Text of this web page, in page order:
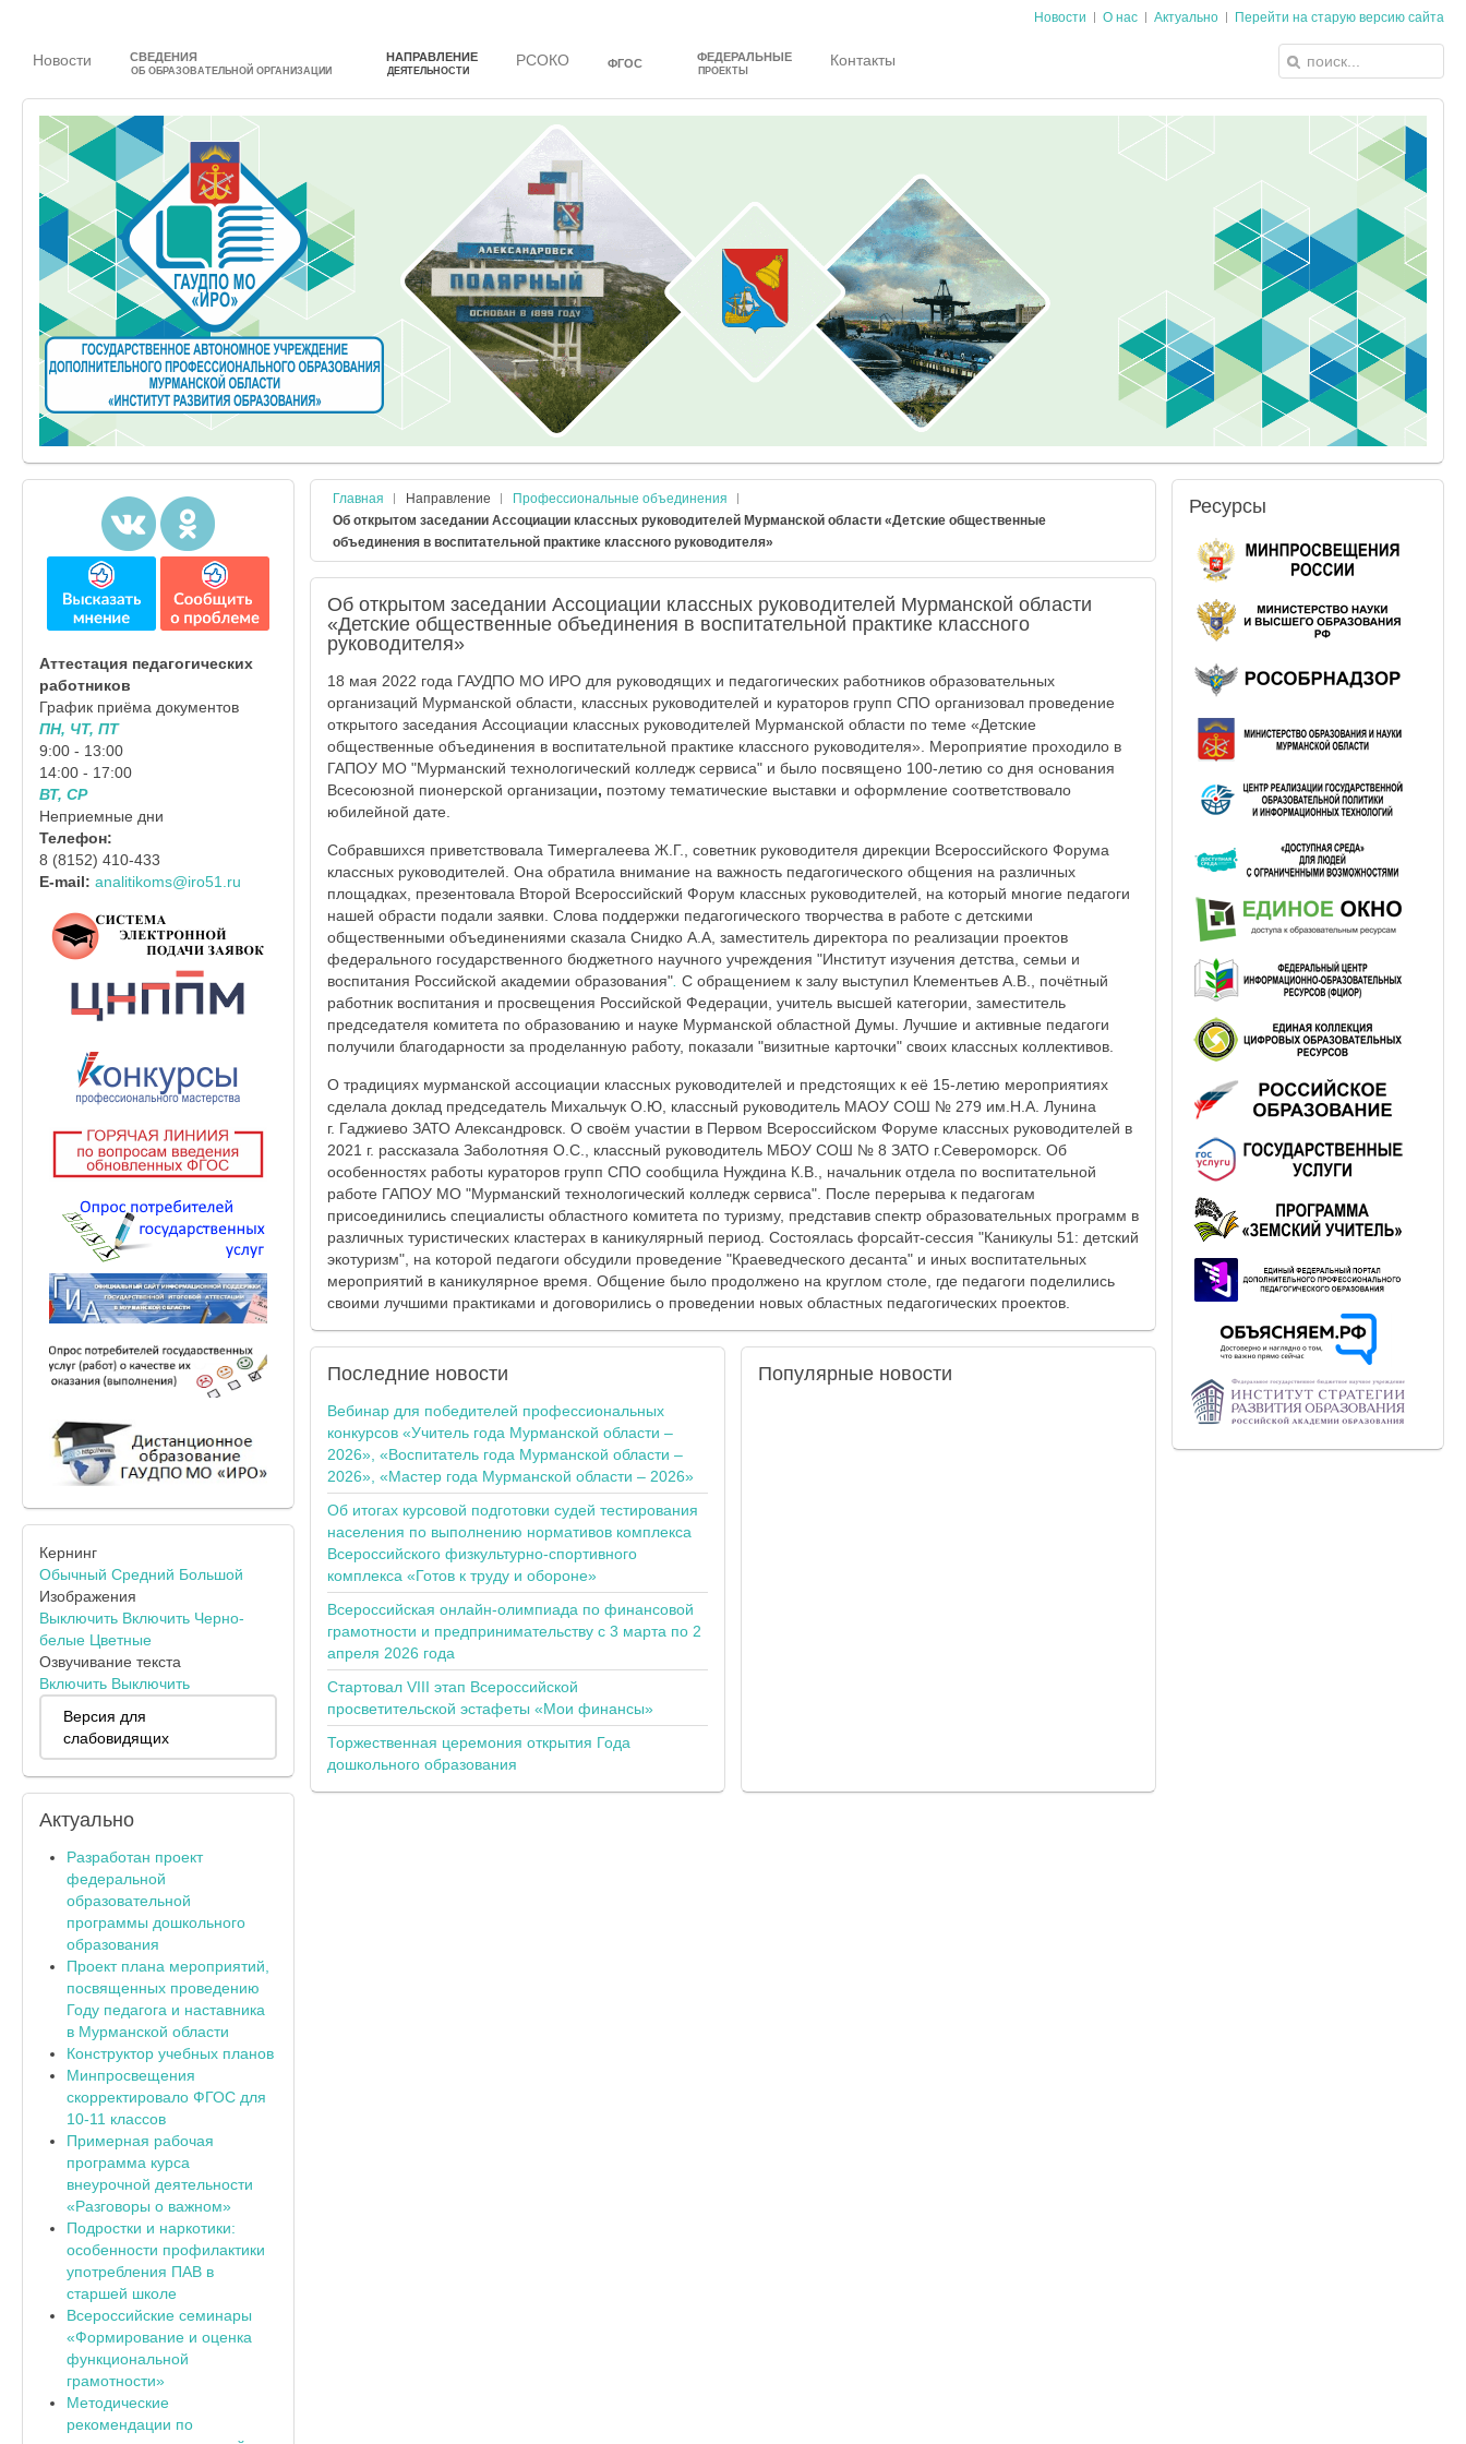
Новости О нас Актуально Перейти на старую версию сайта
Новости СВЕДЕНИЯ
ОБ ОБРАЗОВАТЕЛЬНОЙ ОРГАНИЗАЦИИ
НАПРАВЛЕНИЕ
ДЕЯТЕЛЬНОСТИ
РСОКО ФГОС ФЕДЕРАЛЬНЫЕ
ПРОЕКТЫ
Контакты
Главная Направление
Профессиональные объединения
Об открытом заседании Ассоциации классных руководителей Мурманской области «Детские общественные
объединения в воспитательной практике классного руководителя»
Об открытом заседании Ассоциации классных руководителей Мурманской области
«Детские общественные объединения в воспитательной практике классного
руководителя»
18 мая 2022 года ГАУДПО МО ИРО для руководящих и педагогических работников образовательных
организаций Мурманской области, классных руководителей и кураторов групп СПО организовал проведение
открытого заседания Ассоциации классных руководителей Мурманской области по теме «Детские
общественные объединения в воспитательной практике классного руководителя». Мероприятие проходило в
ГАПОУ МО "Мурманский технологический колледж сервиса" и было посвящено 100-летию со дня основания
Всесоюзной пионерской организации, поэтому тематические выставки и оформление соответствовало
юбилейной дате.
Собравшихся приветствовала Тимергалеева Ж.Г., советник руководителя дирекции Всероссийского Форума
классных руководителей. Она обратила внимание на важность педагогического общения на различных
площадках, презентовала Второй Всероссийский Форум классных руководителей, на который многие педагоги
нашей обрасти подали заявки. Слова поддержки педагогического творчества в работе с детскими
общественными объединениями сказала Снидко А.А, заместитель директора по реализации проектов
федерального государственного бюджетного научного учреждения "Институт изучения детства, семьи и
воспитания Российской академии образования". С обращением к залу выступил Клементьев А.В., почётный
работник воспитания и просвещения Российской Федерации, учитель высшей категории, заместитель
председателя комитета по образованию и науке Мурманской областной Думы. Лучшие и активные педагоги
получили благодарности за проделанную работу, показали "визитные карточки" своих классных коллективов.
О традициях мурманской ассоциации классных руководителей и предстоящих к её 15-летию мероприятиях
сделала доклад председатель Михальчук О.Ю, классный руководитель МАОУ СОШ № 279 им.Н.А. Лунина
г. Гаджиево ЗАТО Александровск. О своём участии в Первом Всероссийском Форуме классных руководителей в
2021 г. рассказала Заболотняя О.С., классный руководитель МБОУ СОШ № 8 ЗАТО г.Североморск. Об
особенностях работы кураторов групп СПО сообщила Нуждина К.В., начальник отдела по воспитательной
работе ГАПОУ МО "Мурманский технологический колледж сервиса". После перерыва к педагогам
присоединились специалисты областного комитета по туризму, представив спектр образовательных программ в
различных туристических кластерах в каникулярный период. Состоялась форсайт-сессия "Каникулы 51: детский
экотуризм", на которой педагоги обсудили проведение "Краеведческого десанта" и иных воспитательных
мероприятий в каникулярное время. Общение было продолжено на круглом столе, где педагоги поделились
своими лучшими практиками и договорились о проведении новых областных педагогических проектов.
Последниеновости
Вебинар для победителей профессиональных
конкурсов «Учитель года Мурманской области –
2026», «Воспитатель года Мурманской области –
2026», «Мастер года Мурманской области – 2026»
Об итогах курсовой подготовки судей тестирования
населения по выполнению нормативов комплекса
Всероссийского физкультурно-спортивного
комплекса «Готов к труду и обороне»
Всероссийская онлайн-олимпиада по финансовой
грамотности и предпринимательству с 3 марта по 2
апреля 2026 года
Стартовал VIII этап Всероссийской
просветительской эстафеты «Мои финансы»
Торжественная церемония открытия Года
дошкольного образования
Популярныеновости
Аттестация педагогических
работников
График приёма документов
ПН, ЧТ, ПТ
9:00 - 13:00
14:00 - 17:00
ВТ, СР
Неприемные дни
Телефон:
8 (8152) 410-433
E-mail: analitikoms@iro51.ru
Кернинг
Обычный Средний Большой
Изображения
Выключить Включить Черно-
белые Цветные
Озвучивание текста
Включить Выключить
Версия для
слабовидящих
Актуально
Разработан проект
федеральной
образовательной
программы дошкольного
образования
Проект плана мероприятий,
посвященных проведению
Году педагога и наставника
в Мурманской области
Конструктор учебных планов
Минпросвещения
скорректировало ФГОС для
10-11 классов
Примерная рабочая
программа курса
внеурочной деятельности
«Разговоры о важном»
Подростки и наркотики:
особенности профилактики
употребления ПАВ в
старшей школе
Всероссийские семинары
«Формирование и оценка
функциональной
грамотности»
Методические
рекомендации по
Ресурсы